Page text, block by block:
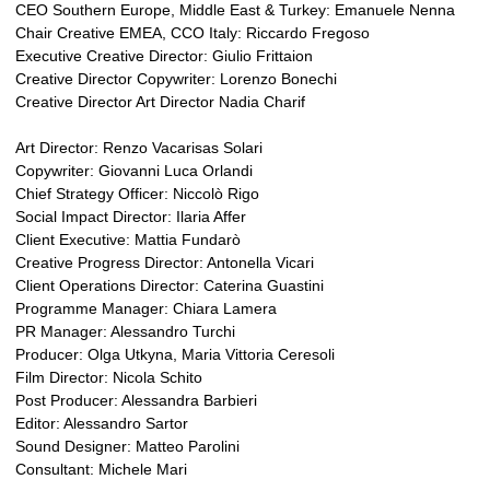
CEO Southern Europe, Middle East & Turkey: Emanuele Nenna
Chair Creative EMEA, CCO Italy: Riccardo Fregoso
Executive Creative Director: Giulio Frittaion
Creative Director Copywriter: Lorenzo Bonechi
Creative Director Art Director Nadia Charif
Art Director: Renzo Vacarisas Solari
Copywriter: Giovanni Luca Orlandi
Chief Strategy Officer: Niccolò Rigo
Social Impact Director: Ilaria Affer
Client Executive: Mattia Fundarò
Creative Progress Director: Antonella Vicari
Client Operations Director: Caterina Guastini
Programme Manager: Chiara Lamera
PR Manager: Alessandro Turchi
Producer: Olga Utkyna, Maria Vittoria Ceresoli
Film Director: Nicola Schito
Post Producer: Alessandra Barbieri
Editor: Alessandro Sartor
Sound Designer: Matteo Parolini
Consultant: Michele Mari